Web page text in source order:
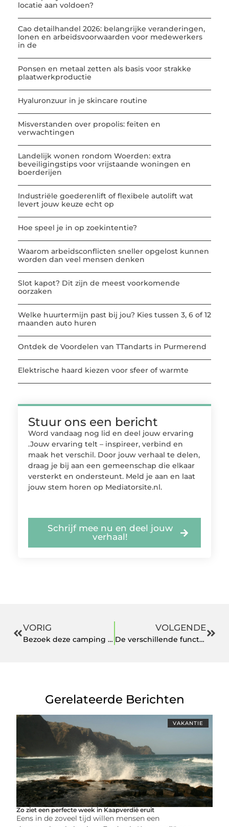
locatie aan voldoen?
Cao detailhandel 2026: belangrijke veranderingen,
lonen en arbeidsvoorwaarden voor medewerkers
in de
Ponsen en metaal zetten als basis voor strakke
plaatwerkproductie
Hyaluronzuur in je skincare routine
Misverstanden over propolis: feiten en
verwachtingen
Landelijk wonen rondom Woerden: extra
beveiligingstips voor vrijstaande woningen en
boerderijen
Industriële goederenlift of flexibele autolift wat
levert jouw keuze echt op
Hoe speel je in op zoekintentie?
Waarom arbeidsconflicten sneller opgelost kunnen
worden dan veel mensen denken
Slot kapot? Dit zijn de meest voorkomende
oorzaken
Welke huurtermijn past bij jou? Kies tussen 3, 6 of 12
maanden auto huren
Ontdek de Voordelen van TTandarts in Purmerend
Elektrische haard kiezen voor sfeer of warmte
Stuur ons een bericht
Word vandaag nog lid en deel jouw ervaring
.Jouw ervaring telt – inspireer, verbind en
maak het verschil. Door jouw verhaal te delen,
draag je bij aan een gemeenschap die elkaar
versterkt en ondersteunt. Meld je aan en laat
jouw stem horen op Mediatorsite.nl.
Schrijf mee nu en deel jouw
verhaal!
VORIG
Bezoek deze camping in de prachtige omgeving van Dresden
VOLGENDE
De verschillende functies op een cirkelzaag
Gerelateerde Berichten
VAKANTIE
Zo ziet een perfecte week in Kaapverdië eruit
Eens in de zoveel tijd willen mensen een